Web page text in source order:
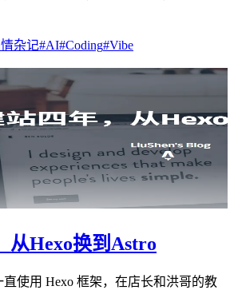
杂记#AI#Coding#Vibe
从Hexo换到Astro
使用 Hexo 框架，在店长和洪哥的教